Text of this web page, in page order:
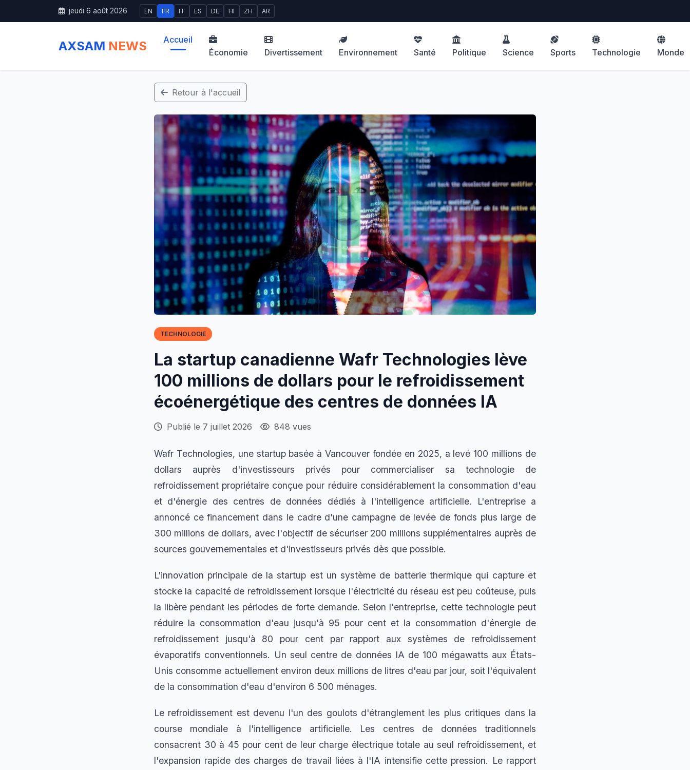
jeudi 6 août 2026 EN FR IT ES DE HI ZH AR
AXSAM NEWS
Accueil
Économie
Divertissement Environnement Santé Politique Science Sports Technologie Monde
Retour à l'accueil
TECHNOLOGIE
La startup canadienne Wafr Technologies lève
100 millions de dollars pour le refroidissement
écoénergétique des centres de données IA
Publié le 7 juillet 2026 848 vues
Wafr Technologies, une startup basée à Vancouver fondée en 2025, a levé 100 millions de
dollars auprès d'investisseurs privés pour commercialiser sa technologie de
refroidissement propriétaire conçue pour réduire considérablement la consommation d'eau
et d'énergie des centres de données dédiés à l'intelligence artificielle. L'entreprise a
annoncé ce financement dans le cadre d'une campagne de levée de fonds plus large de
300 millions de dollars, avec l'objectif de sécuriser 200 millions supplémentaires auprès de
sources gouvernementales et d'investisseurs privés dès que possible.
L'innovation principale de la startup est un système de batterie thermique qui capture et
stocke la capacité de refroidissement lorsque l'électricité du réseau est peu coûteuse, puis
la libère pendant les périodes de forte demande. Selon l'entreprise, cette technologie peut
réduire la consommation d'eau jusqu'à 95 pour cent et la consommation d'énergie de
refroidissement jusqu'à 80 pour cent par rapport aux systèmes de refroidissement
évaporatifs conventionnels. Un seul centre de données IA de 100 mégawatts aux États-
Unis consomme actuellement environ deux millions de litres d'eau par jour, soit l'équivalent
de la consommation d'eau d'environ 6 500 ménages.
Le refroidissement est devenu l'un des goulots d'étranglement les plus critiques dans la
course mondiale à l'intelligence artificielle. Les centres de données traditionnels
consacrent 30 à 45 pour cent de leur charge électrique totale au seul refroidissement, et
l'expansion rapide des charges de travail liées à l'IA intensifie cette pression. Le rapport